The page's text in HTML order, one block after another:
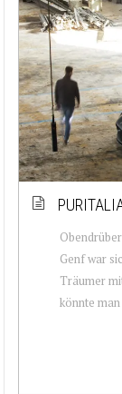
Genf war
Träumer
könnte